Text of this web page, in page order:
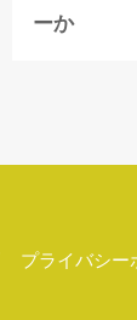
ーか
プライバシー